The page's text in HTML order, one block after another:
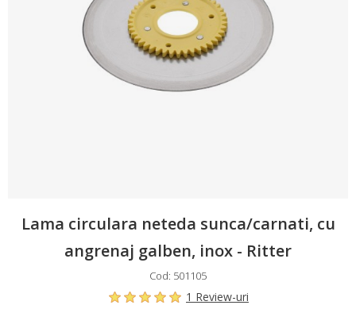
Lama circulara neteda sunca/carnati, cu
angrenaj galben, inox - Ritter
Cod: 501105
1 Review-uri